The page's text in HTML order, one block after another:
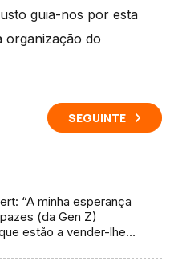
guia-nos por esta
organização do
SEGUINTE
“A minha esperança
(da Gen Z)
estão a vender-lhes